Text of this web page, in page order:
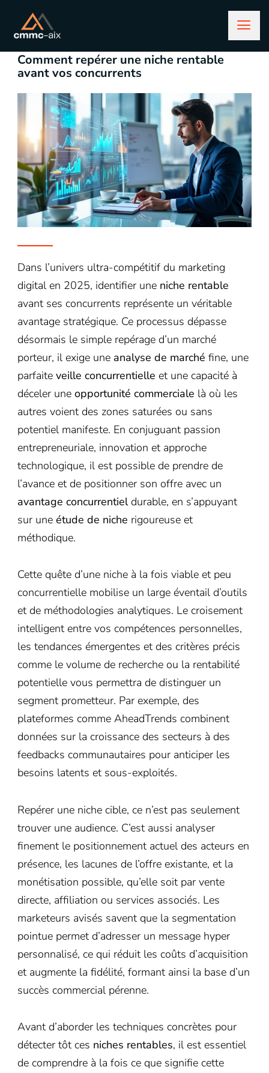
décembre 15, 2025
Comment repérer une niche rentable
avant vos concurrents
Dans l’univers ultra-compétitif du marketing
digital en 2025, identifier une niche rentable
avant ses concurrents représente un véritable
avantage stratégique. Ce processus dépasse
désormais le simple repérage d’un marché
porteur, il exige une analyse de marché fine, une
parfaite veille concurrentielle et une capacité à
déceler une opportunité commerciale là où les
autres voient des zones saturées ou sans
potentiel manifeste. En conjuguant passion
entrepreneuriale, innovation et approche
technologique, il est possible de prendre de
l’avance et de positionner son offre avec un
avantage concurrentieldurable, en s’appuyant
sur une étude de niche rigoureuse et
méthodique.
Cette quête d’une niche à la fois viable et peu
concurrentielle mobilise un large éventail d’outils
et de méthodologies analytiques. Le croisement
intelligent entre vos compétences personnelles,
les tendances émergentes et des critères précis
comme le volume de recherche ou la rentabilité
potentielle vous permettra de distinguer un
segment prometteur. Par exemple, des
plateformes comme AheadTrends combinent
données sur la croissance des secteurs à des
feedbacks communautaires pour anticiper les
besoins latents et sous-exploités.
Repérer une niche cible, ce n’est pas seulement
trouver une audience. C’est aussi analyser
finement le positionnement actuel des acteurs en
présence, les lacunes de l’offre existante, et la
monétisation possible, qu’elle soit par vente
directe, affiliation ou services associés. Les
marketeurs avisés savent que la segmentation
pointue permet d’adresser un message hyper
personnalisé, ce qui réduit les coûts d’acquisition
et augmente la fidélité, formant ainsi la base d’un
succès commercial pérenne.
Avant d’aborder les techniques concrètes pour
détecter tôt ces niches rentables, il est essentiel
de comprendre à la fois ce que signifie cette